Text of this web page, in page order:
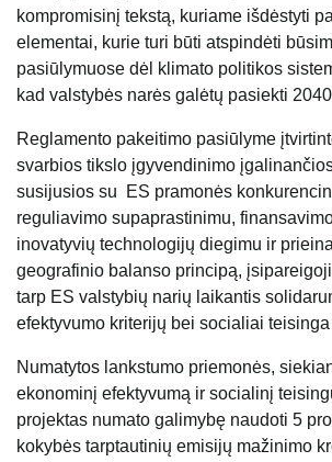
kompromisinį tekstą, kuriame išdėstyti
elementai, kurie turi būti atspindėti
pasiūlymuose dėl klimato politikos
kad valstybės narės galėtų pasiekti
Reglamento pakeitimo pasiūlyme
svarbios tikslo įgyvendinimo
susijusios su ES pramonės
reguliavimo supaprastinimu,
inovatyvių technologijų diegimu ir
geografinio balanso principą,
tarp ES valstybių narių laikantis
efektyvumo kriterijų bei socialiai teisinga
Numatytos lankstumo priemonės,
ekonominį efektyvumą ir socialinį
projektas numato galimybę naudoti 5
kokybės tarptautinių emisijų mažinimo